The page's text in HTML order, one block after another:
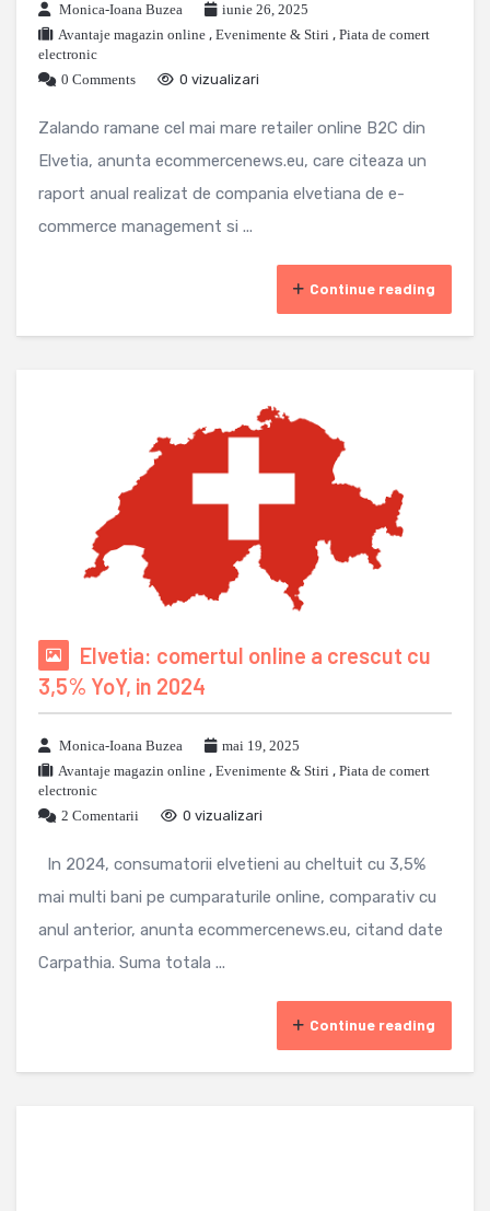
Monica-Ioana Buzea
iunie 26, 2025
Avantaje magazin online , Evenimente & Stiri , Piata de comert
electronic
0 Comments
0 vizualizari
Zalando ramane cel mai mare retailer online B2C din
Elvetia, anunta ecommercenews.eu, care citeaza un
raport anual realizat de compania elvetiana de e-
commerce management si ...
Continue reading
Elvetia: comertul online a crescut cu
3,5% YoY, in 2024
Monica-Ioana Buzea
mai 19, 2025
Avantaje magazin online , Evenimente & Stiri , Piata de comert
electronic
2 Comentarii
0 vizualizari
In 2024, consumatorii elvetieni au cheltuit cu 3,5%
mai multi bani pe cumparaturile online, comparativ cu
anul anterior, anunta ecommercenews.eu, citand date
Carpathia. Suma totala ...
Continue reading